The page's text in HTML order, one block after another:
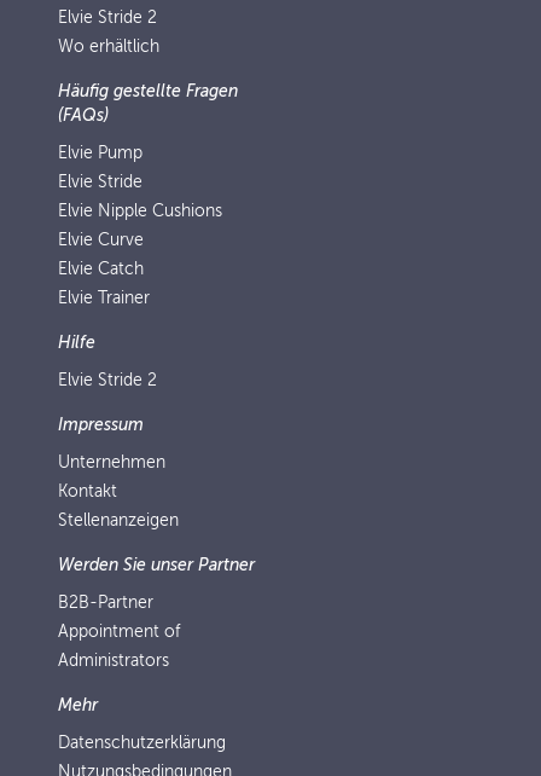
Elvie Stride 2
Wo erhältlich
Häufig gestellte Fragen
(FAQs)
Elvie Pump
Elvie Stride
Elvie Nipple Cushions
Elvie Curve
Elvie Catch
Elvie Trainer
Hilfe
Elvie Stride 2
Impressum
Unternehmen
Kontakt
Stellenanzeigen
Werden Sie unser Partner
B2B-Partner
Appointment of
Administrators
Mehr
Datenschutzerklärung
Nutzungsbedingungen